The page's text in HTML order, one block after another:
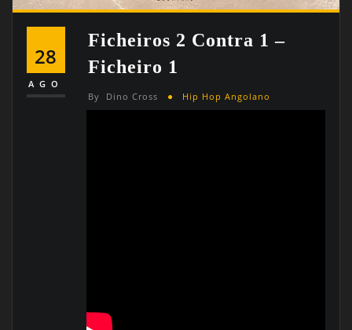
28
AGO
Ficheiros 2 Contra 1 –
Ficheiro 1
By Dino Cross Hip Hop Angolano